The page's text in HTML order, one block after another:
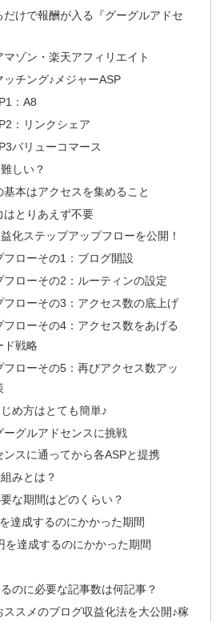
だけで報酬が入る『グーグルアドセ
ゾン・楽天アフィリエイト
チング♪メジャーASP
：A8
：リンクシェア
バリューコマース
しい？
本はアクセスを集めること
はとりあえず不要
化ステップアップフローを公開！
フローその1：ブログ開設
フローその2：ルーティンの設定
フローその3：アクセス数の底上げ
フローその4：アクセス数をあげる
ド戦略
フローその5：再びアクセス数アッ
め方はとても簡単♪
ーグルアドセンスに挑戦
スに通ってから各ASPと提携
みとは？
な期間はどのくらい？
達成するのにかかった期間
を達成するのにかかった期間
のに必要な記事数は何記事？
ススメのブログ収益化法を大公開♪稼